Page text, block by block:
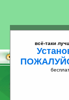
всё-таки